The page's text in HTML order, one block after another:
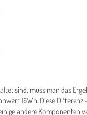
sind, muss man das
16Wh. Diese
andere Komponenten